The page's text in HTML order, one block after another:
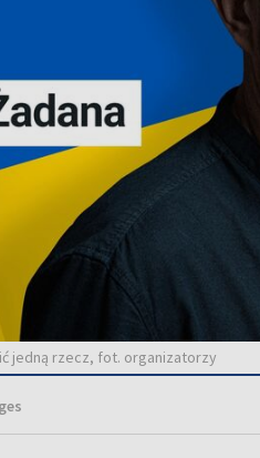
jedną rzecz, fot. organizatorzy